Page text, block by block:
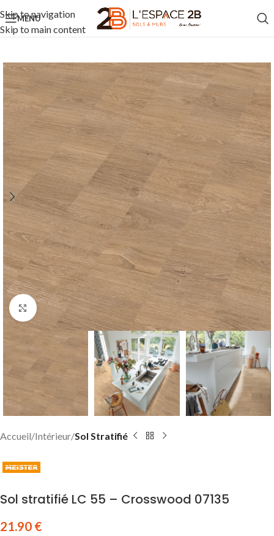
Skip to navigation
Skip to main content
MENU
Click to enlarge
Accueil Intérieur Sol Stratifié
Sol stratifié LC 55 – Crosswood 07135
21.90 €